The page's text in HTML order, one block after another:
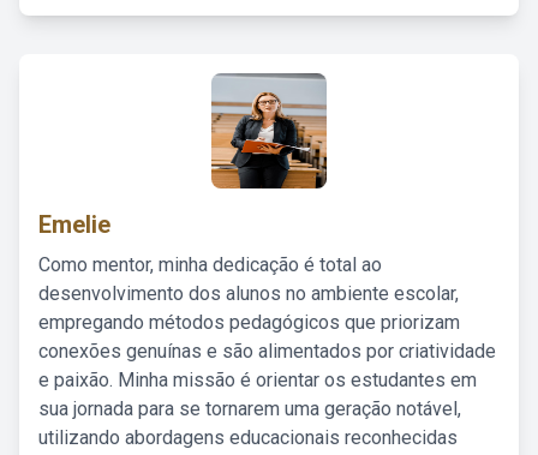
Emelie
Como mentor, minha dedicação é total ao
desenvolvimento dos alunos no ambiente escolar,
empregando métodos pedagógicos que priorizam
conexões genuínas e são alimentados por criatividade
e paixão. Minha missão é orientar os estudantes em
sua jornada para se tornarem uma geração notável,
utilizando abordagens educacionais reconhecidas